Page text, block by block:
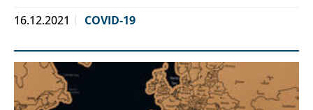
16.12.2021 COVID-19